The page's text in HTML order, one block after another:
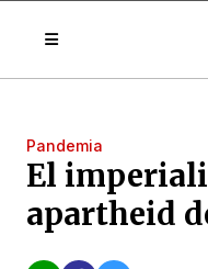
Pandemia
El
apartheid